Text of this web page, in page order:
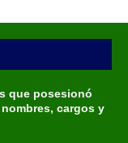
que posesionó
cargos y